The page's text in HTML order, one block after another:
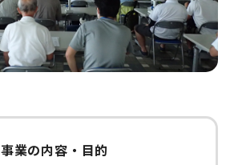
事業の内容・目的